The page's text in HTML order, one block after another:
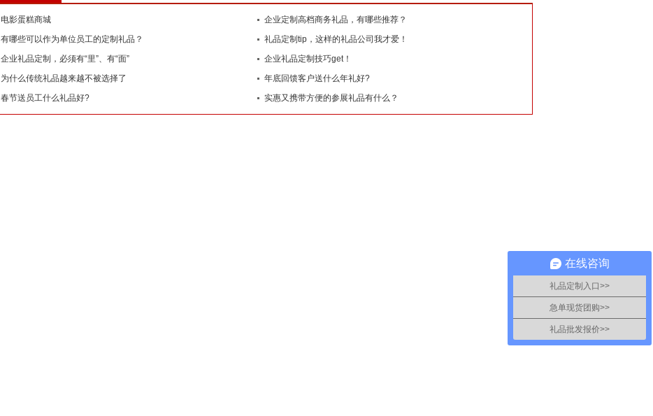
电影蛋糕商城
企业定制高档商务礼品，有哪些推荐？
有哪些可以作为单位员工的定制礼品？
礼品定制tip，这样的礼品公司我才爱！
企业礼品定制，必须有“里”、有“面”
企业礼品定制技巧get！
为什么传统礼品越来越不被选择了
年底回馈客户送什么年礼好?
春节送员工什么礼品好?
实惠又携带方便的参展礼品有什么？
在线咨询
礼品定制入口>>
急单现货团购>>
礼品批发报价>>